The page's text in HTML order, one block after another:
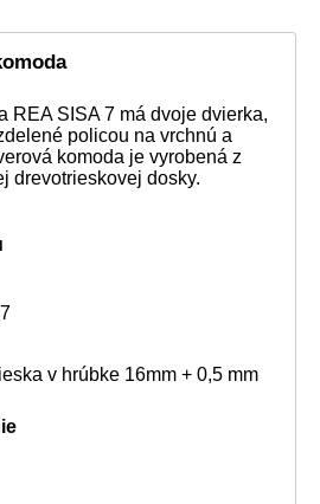
REA SISA 7 má dvoje dvierka,
policou na vrchnú a
komoda je vyrobená z
drevotrieskovej dosky.
v hrúbke 16mm + 0,5 mm